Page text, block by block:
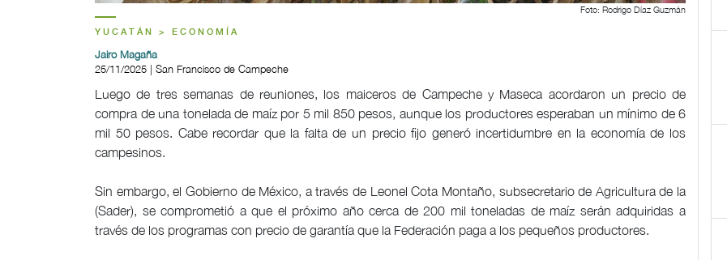
Foto: Rodrigo Díaz Guzmán
YUCATÁN > ECONOMÍA
Jairo Magaña
25/11/2025 | San Francisco de Campeche
Luego de tres semanas de reuniones, los maiceros de Campeche y Maseca acordaron un precio de
compra de una tonelada de maíz por 5 mil 850 pesos, aunque los productores esperaban un mínimo de 6
mil 50 pesos. Cabe recordar que la falta de un precio fijo generó incertidumbre en la economía de los
campesinos.
Sin embargo, el Gobierno de México, a través de Leonel Cota Montaño, subsecretario de Agricultura de la
(Sader), se comprometió a que el próximo año cerca de 200 mil toneladas de maíz serán adquiridas a
través de los programas con precio de garantía que la Federación paga a los pequeños productores.